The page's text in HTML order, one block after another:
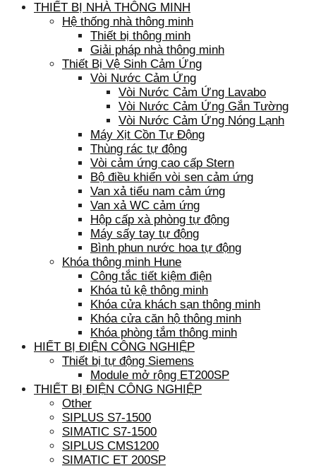
THIẾT BỊ NHÀ THÔNG MINH
Hệ thống nhà thông minh
Thiết bị thông minh
Giải pháp nhà thông minh
Thiết Bị Vệ Sinh Cảm Ứng
Vòi Nước Cảm Ứng
Vòi Nước Cảm Ứng Lavabo
Vòi Nước Cảm Ứng Gắn Tường
Vòi Nước Cảm Ứng Nóng Lạnh
Máy Xịt Cồn Tự Động
Thùng rác tự động
Vòi cảm ứng cao cấp Stern
Bộ điều khiển vòi sen cảm ứng
Van xả tiểu nam cảm ứng
Van xả WC cảm ứng
Hộp cấp xà phòng tự động
Máy sấy tay tự động
Bình phun nước hoa tự động
Khóa thông minh Hune
Công tắc tiết kiệm điện
Khóa tủ kệ thông minh
Khóa cửa khách sạn thông minh
Khóa cửa căn hộ thông minh
Khóa phòng tắm thông minh
HIẾT BỊ ĐIỆN CÔNG NGHIỆP
Thiết bị tự động Siemens
Module mở rộng ET200SP
THIẾT BỊ ĐIỆN CÔNG NGHIỆP
Other
SIPLUS S7-1500
SIMATIC S7-1500
SIPLUS CMS1200
SIMATIC ET 200SP